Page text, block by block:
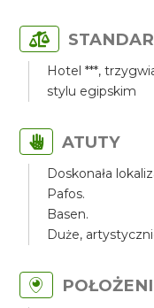
Hotel ***,
stylu egipskim
ATUTY
Doskonała
Pafos.
Basen.
Duże,